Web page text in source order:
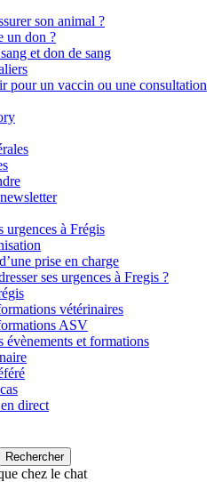
son animal ?
un don ?
et don de sang
pour un vaccin ou une consultation
urgences à Frégis
prise en charge
ses urgences à Fregis ?
vétérinaires
ASV
évènements et formations
direct
Rechercher
chez le chat